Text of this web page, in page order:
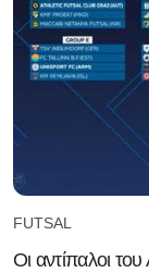
FUTSAL
Οι αντίπαλοι